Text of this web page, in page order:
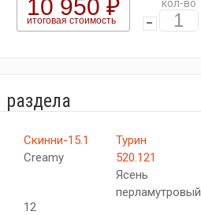
10 950 ₽
итоговая стоимость
кол-во
Скинни-15.1
Creamy
12
Турин
520.121
Ясень
перламутровый